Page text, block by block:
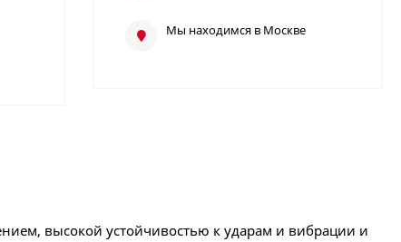
Мы находимся в Москве
высокой устойчивостью к ударам и вибрации и